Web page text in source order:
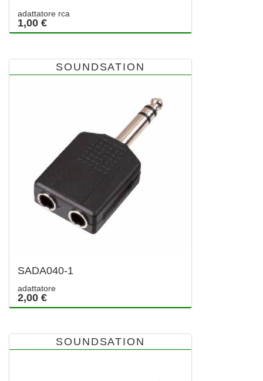
adattatore rca
1,00 €
SOUNDSATION
SADA040-1
adattatore
2,00 €
SOUNDSATION